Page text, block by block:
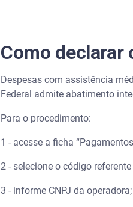
Como declarar
Despesas com assistência
Federal admite abatimento
Para o procedimento:
1 - acesse a ficha
2 - selecione o código
3 - informe CNPJ da operadora;